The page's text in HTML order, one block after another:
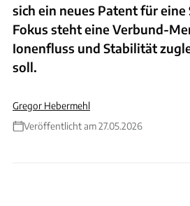
sich ein neues Patent für
Fokus steht eine Verbund-
Ionenfluss und Stabilität
soll.
Gregor Hebermehl
Veröffentlicht am 27.05.2026